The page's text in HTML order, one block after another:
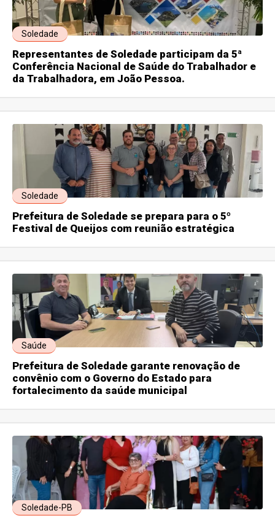
Soledade
Representantes de Soledade participam da 5ª
Conferência Nacional de Saúde do Trabalhador e
da Trabalhadora, em João Pessoa.
Soledade
Prefeitura de Soledade se prepara para o 5º
Festival de Queijos com reunião estratégica
Saúde
Prefeitura de Soledade garante renovação de
convênio com o Governo do Estado para
fortalecimento da saúde municipal
Soledade-PB